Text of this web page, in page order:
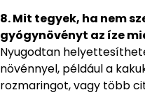
8. Mit tegyek, ha nem
gyógynövényt az íze
Nyugodtan
növénnyel, például a
rozmaringot, vagy több